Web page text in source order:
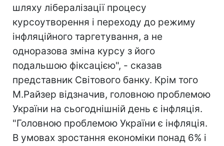
шляху лібералізації процесу
курсоутворення і переходу до режиму
інфляційного таргетування, а не
одноразова зміна курсу з його
подальшою фіксацією", - сказав
представник Світового банку. Крім того
М.Райзер відзначив, головною проблемою
України на сьогоднішній день є інфляція.
"Головною проблемою України є інфляція.
В умовах зростання економіки понад 6% і